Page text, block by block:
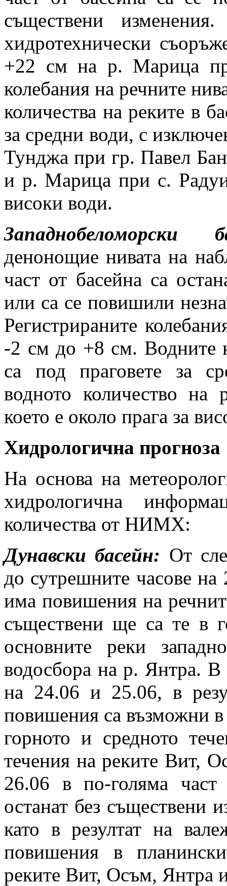
съществени
хидротехнически
+22 см на р. Марица
колебания на речните
количества на реките в
за средни води, с
Тунджа при гр. Павел
и р. Марица при с.
високи води.
Западнобеломорски
денонощие нивата на
част от басейна са
или са се повишили
Регистрираните
-2 см до +8 см. Водните
са под праговете за
водното количество
което е около прага за
Хидрологична прогноза
На основа на
хидрологична
количества от НИМХ:
Дунавски басейн: От
до сутрешните часове
има повишения на
съществени ще са те в
основните реки
водосбора на р. Янтра. В
на 24.06 и 25.06, в
повишения са възможни в
горното и средното
течения на реките Вит,
26.06 в по-голяма
останат без съществени
като в резултат на
повишения в
реките Вит, Осъм, Янтра